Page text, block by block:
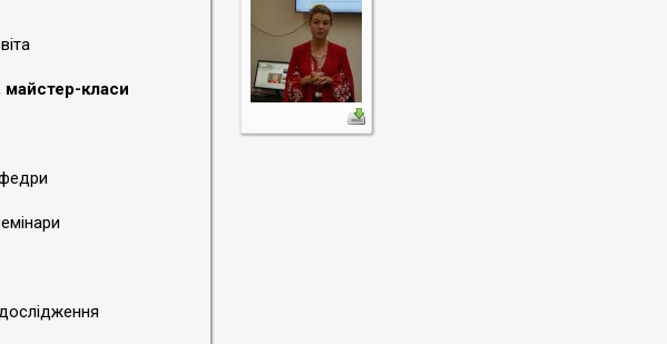
майстер-класи